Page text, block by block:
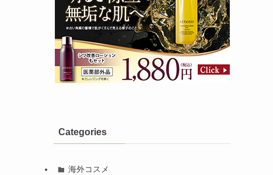
Categories
海外コスメ